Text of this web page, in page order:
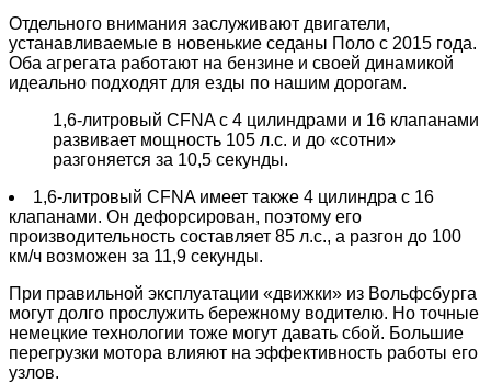
Отдельного внимания заслуживают двигатели,
устанавливаемые в новенькие седаны Поло с 2015 года.
Оба агрегата работают на бензине и своей динамикой
идеально подходят для езды по нашим дорогам.
1,6-литровый CFNA с 4 цилиндрами и 16 клапанами
развивает мощность 105 л.с. и до «сотни»
разгоняется за 10,5 секунды.
1,6-литровый CFNA имеет также 4 цилиндра с 16
клапанами. Он дефорсирован, поэтому его
производительность составляет 85 л.с., а разгон до 100
км/ч возможен за 11,9 секунды.
При правильной эксплуатации «движки» из Вольфсбурга
могут долго прослужить бережному водителю. Но точные
немецкие технологии тоже могут давать сбой. Большие
перегрузки мотора влияют на эффективность работы его
узлов.